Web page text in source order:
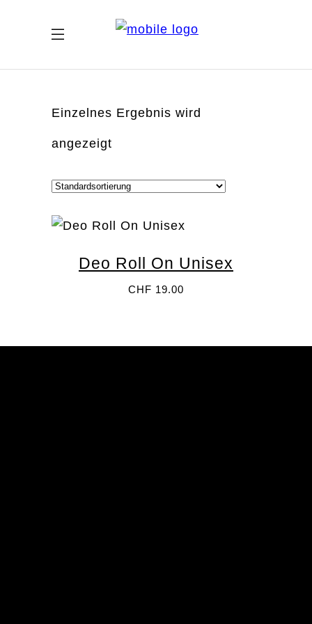
Einzelnes Ergebnis wird
angezeigt
Deo Roll On Unisex
CHF 19.00